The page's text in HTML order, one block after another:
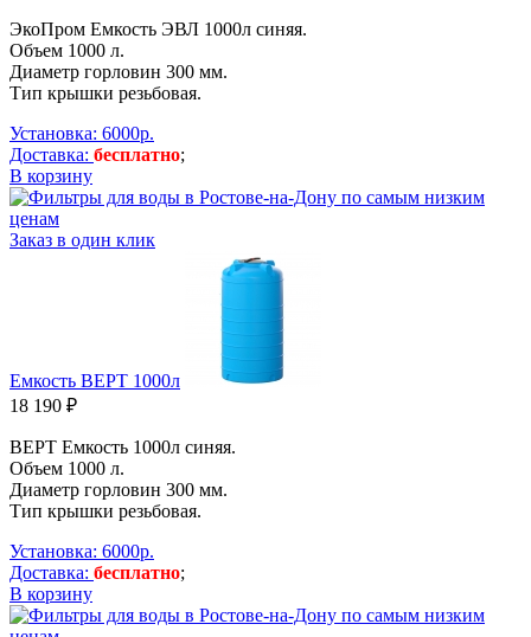
ЭкоПром Емкость ЭВЛ 1000л синяя.
Объем 1000 л.
Диаметр горловин 300 мм.
Тип крышки резьбовая.
Установка: 6000р.
Доставка: бесплатно;
В корзину
Заказ в один клик
Емкость ВЕРТ 1000л
18 190 ₽
ВЕРТ Емкость 1000л синяя.
Объем 1000 л.
Диаметр горловин 300 мм.
Тип крышки резьбовая.
Установка: 6000р.
Доставка: бесплатно;
В корзину